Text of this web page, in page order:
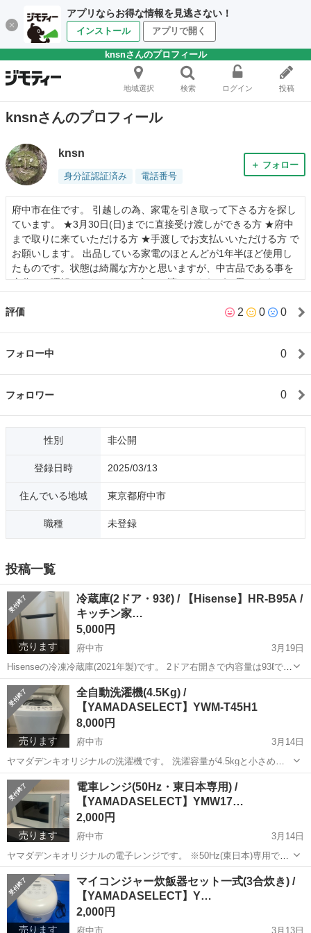
アプリならお得な情報を見逃さない！
インストール アプリで開く
knsnさんのプロフィール
地域選択 検索 ログイン 投稿
knsnさんのプロフィール
knsn
身分証認証済み 電話番号
＋ フォロー
府中市在住です。 引越しの為、家電を引き取って下さる方を探し
ています。 ★3月30日(日)までに直接受け渡しができる方 ★府中
まで取りに来ていただける方 ★手渡しでお支払いいただける方 で
お願いします。 出品している家電のほとんどが1年半ほど使用し
たものです。状態は綺麗な方かと思いますが、中古品である事を
十分にご理解いただいている方にお渡しできればと思います。 お
評価
2 0 0
フォロー中 0
フォロワー 0
性別 非公開
登録日時 2025/03/13
住んでいる地域 東京都府中市
職種 未登録
投稿一覧
売ります
冷蔵庫(2ドア・93ℓ) / 【Hisense】HR-B95A /
キッチン家…
5,000円
府中市
3月19日
Hisenseの冷凍冷蔵庫(2021年製)です。 2ドア右開きで内容量は93ℓで
す。(頻繁に自炊をされるひとり暮らしの方には足りないかもしれませ
ん。時々自炊をする程度の私でギリギリでした。ご参考までに笑) 天面
が...
東京 府中市 生活家電
売ります
全自動洗濯機(4.5Kg) /
【YAMADASELECT】YWM-T45H1
8,000円
府中市
3月14日
ヤマダデンキオリジナルの洗濯機です。 洗濯容量が4.5kgと小さめな
ので一人暮らしの方向けです。 使用期間は約1年半です。 機能自体は
問題なく使用できますが、 フタ左側にヒビが入っています(くっつけ
て...
東京 府中市 生活家電 SELECT
売ります
電車レンジ(50Hz・東日本専用) /
【YAMADASELECT】YMW17…
2,000円
府中市
3月14日
ヤマダデンキオリジナルの電子レンジです。 ※50Hz(東日本)専用で
す。 機能は「温め」と「解凍」のみです。 1年半ほど使用しました
が、今も問題なく使用できます◎レンジ内部に多少の汚れと臭いがあ
りますので、ご了...
東京 府中市 生活家電 SELECT
売ります
マイコンジャー炊飯器セット一式(3合炊き) /
【YAMADASELECT】Y…
2,000円
府中市 3月13日